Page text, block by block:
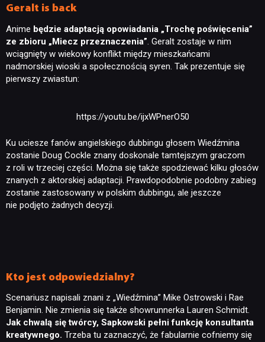
Geralt is back
Anime będzie adaptacją opowiadania „Trochę poświęcenia”
ze zbioru „Miecz przeznaczenia”. Geralt zostaje w nim
wciągnięty w wiekowy konflikt między mieszkańcami
nadmorskiej wioski a społecznością syren. Tak prezentuje się
pierwszy zwiastun:
https://youtu.be/ijxWPnerO50
Ku uciesze fanów angielskiego dubbingu głosem Wiedźmina
zostanie Doug Cockle znany doskonale tamtejszym graczom
z roli w trzeciej części. Można się także spodziewać kilku głosów
znanych z aktorskiej adaptacji. Prawdopodobnie podobny zabieg
zostanie zastosowany w polskim dubbingu, ale jeszcze
nie podjęto żadnych decyzji.
Kto jest odpowiedzialny?
Scenariusz napisali znani z „Wiedźmina” Mike Ostrowski i Rae
Benjamin. Nie zmienia się także showrunnerka Lauren Schmidt.
Jak chwalą się twórcy, Sapkowski pełni funkcję konsultanta
kreatywnego. Trzeba tu zaznaczyć, że fabularnie cofniemy się